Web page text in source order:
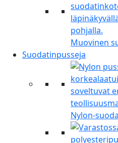
Muovinen
Suodatinpusseja
Nylon-